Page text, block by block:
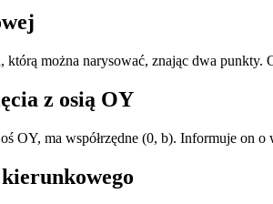
można narysować, znając dwa punkty.
z osią OY
OY, ma współrzędne (0, b). Informuje on o